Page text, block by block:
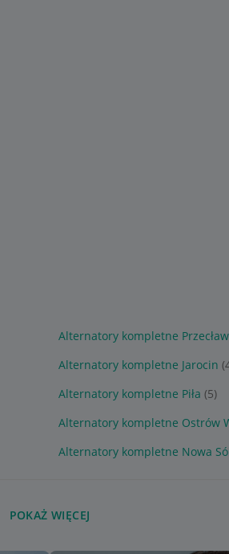
Alternatory kompletne Przecław
Alternatory kompletne Jarocin
Alternatory kompletne Piła (5)
Alternatory kompletne Ostrów
Alternatory kompletne Nowa
POKAŻ WIĘCEJ